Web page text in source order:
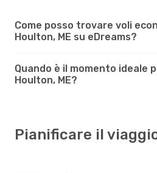
Come posso trovare voli
Houlton, ME su eDreams?
Quando è il momento ideale
Houlton, ME?
Pianificare il